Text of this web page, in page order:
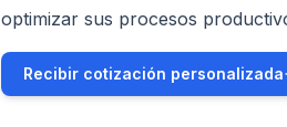
optimizar sus procesos
Recibir cotización personalizada